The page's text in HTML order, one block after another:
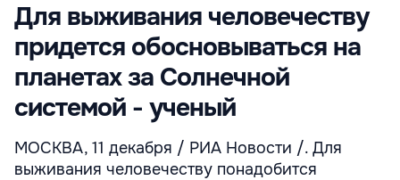
Для выживания человечеству
придется обосновываться на
планетах за Солнечной
системой - ученый
МОСКВА, 11 декабря / РИА Новости /. Для
выживания человечеству понадобится